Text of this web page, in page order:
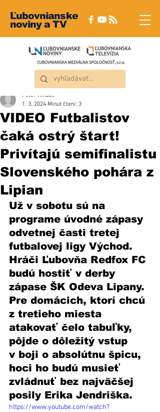
Ľubovnianske
noviny a TV
VIDEO Futbalistov
čaká ostrý štart!
Privítajú semifinalistu
Slovenského pohára z
Lipian
Peter Rindoš
1. 3. 2024 Minut čtení: 3
Už v sobotu sú na
programe úvodné zápasy
odvetnej časti tretej
futbalovej ligy Východ.
Hráči Ľubovňa Redfox FC
budú hostiť v derby
zápase ŠK Odeva Lipany.
Pre domácich, ktorí chcú
z tretieho miesta
atakovať čelo tabuľky,
pôjde o dôležitý vstup
v boji o absolútnu špicu,
hoci ho budú musieť
zvládnuť bez najväčšej
posily Erika Jendriška.
https://www.youtube.com/watch?